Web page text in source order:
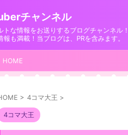
チャンネル
トな情報をお送りするブログチャンネル
報も満載！当ブログは、PRを含みます。
HOME
> 4コマ大王 >
4コマ大王